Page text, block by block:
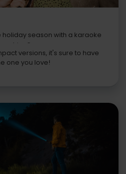
holiday season with a karaoke
machine?
versions, it's sure to have
one you love!